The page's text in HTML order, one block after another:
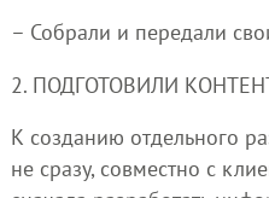
– Собрали и передали
2. ПОДГОТОВИЛИ
К созданию отдельного
не сразу, совместно с